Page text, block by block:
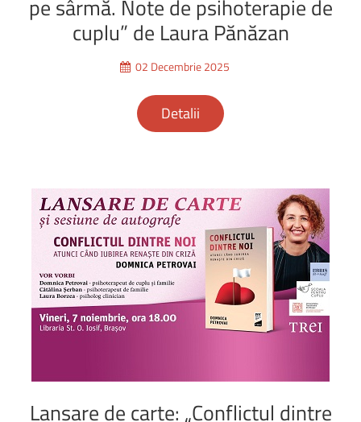
pe sârmă. Note de psihoterapie de
cuplu” de Laura Pănăzan
02 Decembrie 2025
Detalii
Lansare de carte: „Conflictul dintre